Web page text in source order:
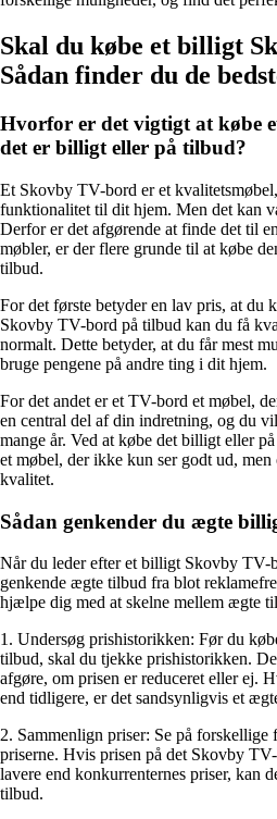
Skal du købe et billigt
Sådan finder du de
Hvorfor er det vigtigt at købe
det er billigt eller på tilbud?
Et Skovby TV-bord er et
funktionalitet til dit hjem. Men det kan
Derfor er det afgørende at finde det til
møbler, er der flere grunde til at købe
tilbud.
For det første betyder en lav pris, at du
Skovby TV-bord på tilbud kan du få
normalt. Dette betyder, at du får mest
bruge pengene på andre ting i dit hjem.
For det andet er et TV-bord et møbel,
en central del af din indretning, og du
mange år. Ved at købe det billigt eller
et møbel, der ikke kun ser godt ud,
kvalitet.
Sådan genkender du ægte
Når du leder efter et billigt Skovby TV-
genkende ægte tilbud fra blot
hjælpe dig med at skelne mellem ægte
1. Undersøg prishistorikken: Før du
tilbud, skal du tjekke prishistorikken.
afgøre, om prisen er reduceret eller ej.
end tidligere, er det sandsynligvis et
2. Sammenlign priser: Se på forskellige
priserne. Hvis prisen på det Skovby
lavere end konkurrenternes priser, kan
tilbud.